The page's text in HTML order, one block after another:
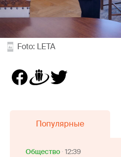
Foto: LETA
Популярные
Oбщество 12:39